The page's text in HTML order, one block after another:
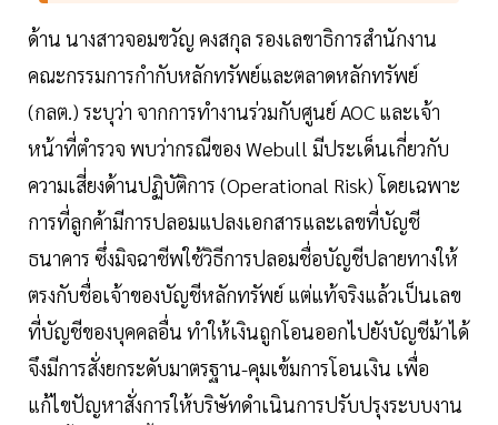
ด้าน นางสาวจอมขวัญ คงสกุล รองเลขาธิการสำนักงาน
คณะกรรมการกำกับหลักทรัพย์และตลาดหลักทรัพย์
(กลต.) ระบุว่า จากการทำงานร่วมกับศูนย์ AOC และเจ้า
หน้าที่ตำรวจ พบว่ากรณีของ Webull มีประเด็นเกี่ยวกับ
ความเสี่ยงด้านปฏิบัติการ (Operational Risk) โดยเฉพาะ
การที่ลูกค้ามีการปลอมแปลงเอกสารและเลขที่บัญชี
ธนาคาร ซึ่งมิจฉาชีพใช้วิธีการปลอมชื่อบัญชีปลายทางให้
ตรงกับชื่อเจ้าของบัญชีหลักทรัพย์ แต่แท้จริงแล้วเป็นเลข
ที่บัญชีของบุคคลอื่น ทำให้เงินถูกโอนออกไปยังบัญชีม้าได้
จึงมีการสั่งยกระดับมาตรฐาน-คุมเข้มการโอนเงิน เพื่อ
แก้ไขปัญหาสั่งการให้บริษัทดำเนินการปรับปรุงระบบงาน